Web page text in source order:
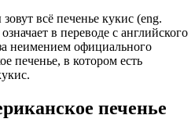
всё печенье кукис (eng.
в переводе с английского
неимением официального
печенье, в котором есть
печенье